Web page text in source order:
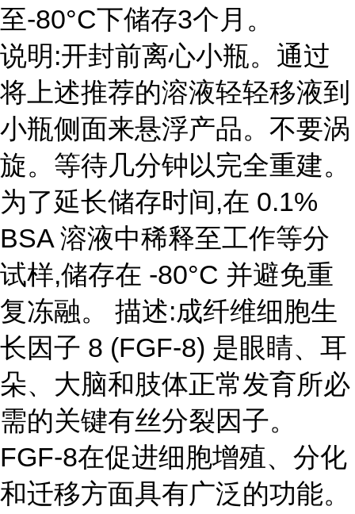
至-80°C下储存3个月。
说明:开封前离心小瓶。通过
将上述推荐的溶液轻轻移液到
小瓶侧面来悬浮产品。不要涡
旋。等待几分钟以完全重建。
为了延长储存时间,在 0.1%
BSA 溶液中稀释至工作等分
试样,储存在 -80°C 并避免重
复冻融。 描述:成纤维细胞生
长因子 8 (FGF-8) 是眼睛、耳
朵、大脑和肢体正常发育所必
需的关键有丝分裂因子。
FGF-8在促进细胞增殖、分化
和迁移方面具有广泛的功能。